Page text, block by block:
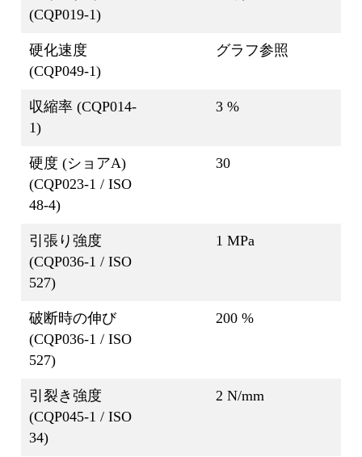
(CQP019-1)
硬化速度
(CQP049-1)
グラフ参照
収縮率 (CQP014-
1)
3 %
硬度 (ショアA)
(CQP023-1 / ISO
48-4)
30
引張り強度
(CQP036-1 / ISO
527)
1 MPa
破断時の伸び
(CQP036-1 / ISO
527)
200 %
引裂き強度
(CQP045-1 / ISO
34)
2 N/mm